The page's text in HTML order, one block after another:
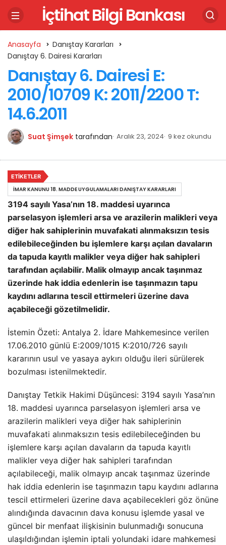
İçtihat Bilgi Bankası
Anasayfa
Danıştay Kararları
Danıştay 6. Dairesi Kararları
Danıştay 6. Dairesi E:
2010/10709 K: 2011/2200 T:
14.6.2011
Suat Şimşek tarafından Aralık 23, 2024 9 kez okundu
3194 sayılı Yasa’nın 18. maddesi uyarınca
parselasyon işlemleri arsa ve arazilerin malikleri veya
diğer hak sahiplerinin muvafakati alınmaksızın tesis
edilebileceğinden bu işlemlere karşı açılan davaların
da tapuda kayıtlı malikler veya diğer hak sahipleri
tarafından açılabilir. Malik olmayıp ancak taşınmaz
üzerinde hak iddia edenlerin ise taşınmazın tapu
kaydını adlarına tescil ettirmeleri üzerine dava
açabileceği gözetilmelidir.
İstemin Özeti: Antalya 2. İdare Mahkemesince verilen
17.06.2010 günlü E:2009/1015 K:2010/726 sayılı
kararının usul ve yasaya aykırı olduğu ileri sürülerek
bozulması istenilmektedir.
Danıştay Tetkik Hakimi Düşüncesi: 3194 sayılı Yasa’nın
18. maddesi uyarınca parselasyon işlemleri arsa ve
arazilerin malikleri veya diğer hak sahiplerinin
muvafakati alınmaksızın tesis edilebileceğinden bu
işlemlere karşı açılan davaların da tapuda kayıtlı
malikler veya diğer hak sahipleri tarafından
açılabileceği, malik olmayıp ancak taşınmaz üzerinde
hak iddia edenlerin ise taşınmazın tapu kaydını adlarına
tescil ettirmeleri üzerine dava açabilecekleri göz önüne
alındığında davacının dava konusu işlemde yasal ve
güncel bir menfaat ilişkisinin bulunmadığı sonucuna
ulaşıldığından işlemin iptali yolundaki idare mahkemesi
ETIKETLER
İMAR KANUNU 18. MADDE UYGULAMALARI DANIŞTAY KARARLARI